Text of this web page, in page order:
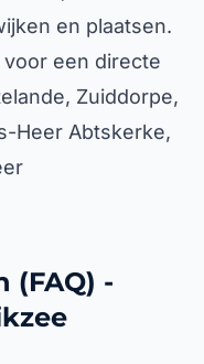
en plaatsen.
een directe
Zuiddorpe,
Heer Abtskerke,
(FAQ) -